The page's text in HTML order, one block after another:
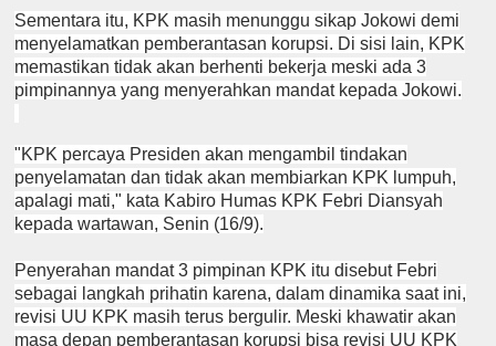
Sementara itu, KPK masih menunggu sikap Jokowi demi
menyelamatkan pemberantasan korupsi. Di sisi lain, KPK
memastikan tidak akan berhenti bekerja meski ada 3
pimpinannya yang menyerahkan mandat kepada Jokowi.
"KPK percaya Presiden akan mengambil tindakan
penyelamatan dan tidak akan membiarkan KPK lumpuh,
apalagi mati," kata Kabiro Humas KPK Febri Diansyah
kepada wartawan, Senin (16/9).
Penyerahan mandat 3 pimpinan KPK itu disebut Febri
sebagai langkah prihatin karena, dalam dinamika saat ini,
revisi UU KPK masih terus bergulir. Meski khawatir akan
masa depan pemberantasan korupsi bisa revisi UU KPK